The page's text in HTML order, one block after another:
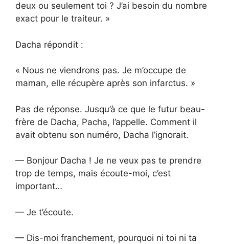
deux ou seulement toi ? J’ai besoin du nombre
exact pour le traiteur. »
Dacha répondit :
« Nous ne viendrons pas. Je m’occupe de
maman, elle récupère après son infarctus. »
Pas de réponse. Jusqu’à ce que le futur beau-
frère de Dacha, Pacha, l’appelle. Comment il
avait obtenu son numéro, Dacha l’ignorait.
— Bonjour Dacha ! Je ne veux pas te prendre
trop de temps, mais écoute-moi, c’est
important…
— Je t’écoute.
— Dis-moi franchement, pourquoi ni toi ni ta